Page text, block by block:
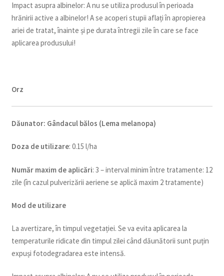
Impact asupra albinelor: A nu se utiliza produsul în perioada
hrănirii active a albinelor! A se acoperi stupii aflați în apropierea
ariei de tratat, înainte și pe durata întregii zile în care se face
aplicarea produsului!
Orz
Dăunator: Gândacul bălos (Lema melanopa)
Doza de utilizare: 0.15 l/ha
Număr maxim de aplicări: 3 – interval minim între tratamente: 12
zile (în cazul pulverizării aeriene se aplică maxim 2 tratamente)
Mod de utilizare
La avertizare, în timpul vegetației. Se va evita aplicarea la
temperaturile ridicate din timpul zilei când dăunătorii sunt puțin
expuși fotodegradarea este intensă.